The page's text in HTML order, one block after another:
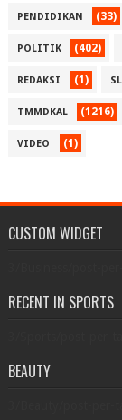
PENDIDIKAN (33)
POLITIK (402)
REDAKSI (1)
TMMDKAL (1216)
VIDEO (1)
CUSTOM WIDGET
RECENT IN SPORTS
BEAUTY